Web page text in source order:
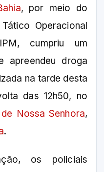
, por meio do
Operacional
cumpriu um
apreendeu droga
na tarde desta
das 12h50, no
Nossa Senhora,
.
os policiais